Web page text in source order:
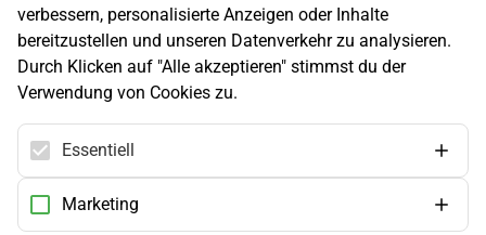
Newsletter
Infos zu neuen Produkten, Gartentipps und mehr findest du in
unserem Newsletter!
Jetzt anmelden
Hilfe
Kundenservice
verbessern, personalisierte Anzeigen oder Inhalte
bereitzustellen und unseren Datenverkehr zu analysieren.
Durch Klicken auf "Alle akzeptieren" stimmst du der
Verwendung von Cookies zu.
Essentiell
Marketing